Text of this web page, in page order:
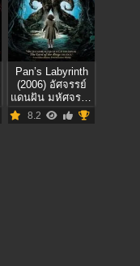
Pan’s Labyrinth
(2006) อัศจรรย์
แดนฝัน มหัศจรรย์
เขาวงกต
8.2